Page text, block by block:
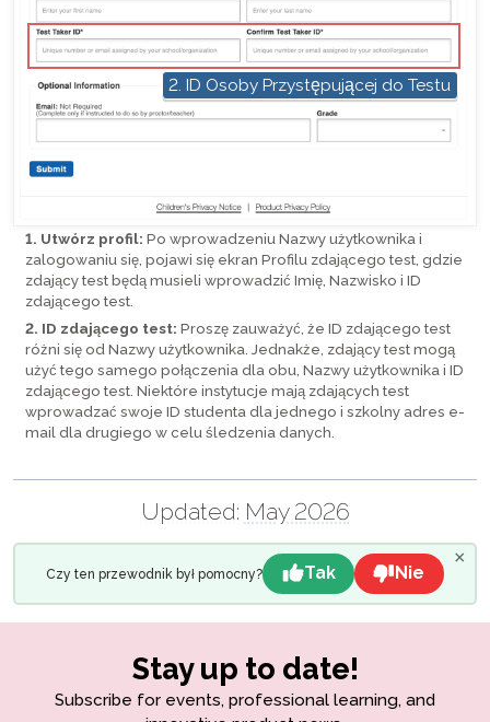
hotspot
2. ID Osoby Przystępującej do Testu
1. Utwórz profil: Po wprowadzeniu Nazwy użytkownika i
zalogowaniu się, pojawi się ekran Profilu zdającego test, gdzie
zdający test będą musieli wprowadzić Imię, Nazwisko i ID
zdającego test.
2. ID zdającego test: Proszę zauważyć, że ID zdającego test
różni się od Nazwy użytkownika. Jednakże, zdający test mogą
użyć tego samego połączenia dla obu, Nazwy użytkownika i ID
zdającego test. Niektóre instytucje mają zdających test
wprowadzać swoje ID studenta dla jednego i szkolny adres e-
mail dla drugiego w celu śledzenia danych.
Updated: May 2026
Czy ten przewodnik był pomocny? Tak Nie
×
Stay up to date!
Subscribe for events, professional learning, and